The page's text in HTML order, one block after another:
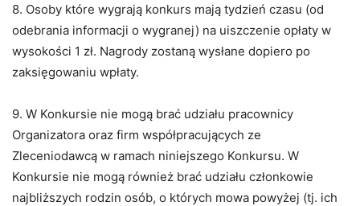
8. Osoby które wygrają konkurs mają tydzień czasu (od
odebrania informacji o wygranej) na uiszczenie opłaty w
wysokości 1 zł. Nagrody zostaną wysłane dopiero po
zaksięgowaniu wpłaty.
9. W Konkursie nie mogą brać udziału pracownicy
Organizatora oraz firm współpracujących ze
Zleceniodawcą w ramach niniejszego Konkursu. W
Konkursie nie mogą również brać udziału członkowie
najbliższych rodzin osób, o których mowa powyżej (tj. ich